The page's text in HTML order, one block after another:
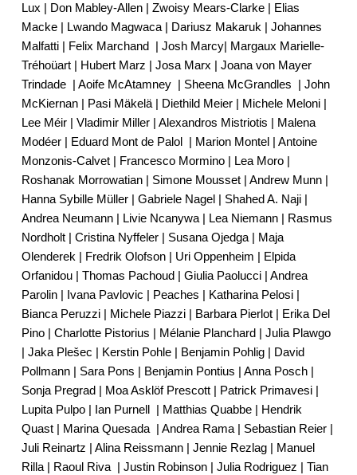
Lux | Don Mabley-Allen | Zwoisy Mears-Clarke | Elias
Macke | Lwando Magwaca | Dariusz Makaruk | Johannes
Malfatti | Felix Marchand | Josh Marcy| Margaux Marielle-
Tréhoüart | Hubert Marz | Josa Marx | Joana von Mayer
Trindade | Aoife McAtamney | Sheena McGrandles | John
McKiernan | Pasi Mäkelä | Diethild Meier | Michele Meloni |
Lee Méir | Vladimir Miller | Alexandros Mistriotis | Malena
Modéer | Eduard Mont de Palol | Marion Montel | Antoine
Monzonis-Calvet | Francesco Mormino | Lea Moro |
Roshanak Morrowatian | Simone Mousset | Andrew Munn |
Hanna Sybille Müller | Gabriele Nagel | Shahed A. Naji |
Andrea Neumann | Livie Ncanywa | Lea Niemann | Rasmus
Nordholt | Cristina Nyffeler | Susana Ojedga | Maja
Olenderek | Fredrik Olofson | Uri Oppenheim | Elpida
Orfanidou | Thomas Pachoud | Giulia Paolucci | Andrea
Parolin | Ivana Pavlovic | Peaches | Katharina Pelosi |
Bianca Peruzzi | Michele Piazzi | Barbara Pierlot | Erika Del
Pino | Charlotte Pistorius | Mélanie Planchard | Julia Plawgo
| Jaka Plešec | Kerstin Pohle | Benjamin Pohlig | David
Pollmann | Sara Pons | Benjamin Pontius | Anna Posch |
Sonja Pregrad | Moa Asklöf Prescott | Patrick Primavesi |
Lupita Pulpo | Ian Purnell | Matthias Quabbe | Hendrik
Quast | Marina Quesada | Andrea Rama | Sebastian Reier |
Juli Reinartz | Alina Reissmann | Jennie Rezlag | Manuel
Rilla | Raoul Riva | Justin Robinson | Julia Rodriguez | Tian